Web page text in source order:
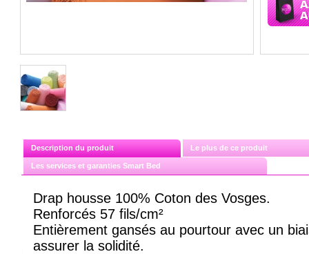
Description du produit Le plus de ce produit
Les services et garanties Smart Bed
Drap housse 100% Coton des Vosges.
Renforcés 57 fils/cm²
Entièrement gansés au pourtour avec un
assurer la solidité.